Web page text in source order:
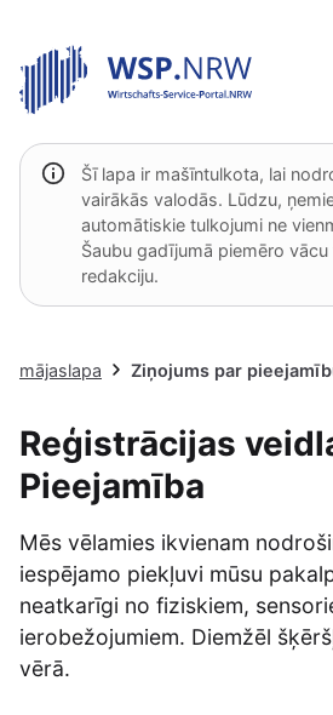
Šī lapa ir mašīntulkota, lai
vairākās valodās. Lūdzu,
automātiskie tulkojumi ne
Šaubu gadījumā piemēro
redakciju.
mājaslapa Ziņojums par
Reģistrācijas
Pieejamība
Mēs vēlamies ikvienam
iespējamo piekļuvi mūsu
neatkarīgi no fiziskiem,
ierobežojumiem. Diemžēl
vērā.